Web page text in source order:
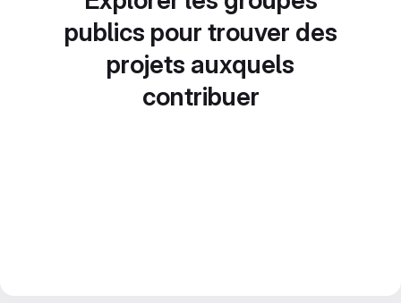
publics pour trouver des
projets auxquels
contribuer